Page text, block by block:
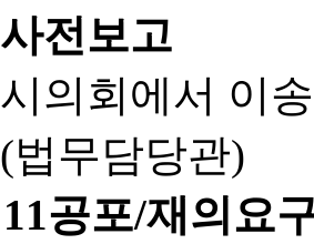
사전보고
시의회에서 이
(법무담당관)
11공포/재의요